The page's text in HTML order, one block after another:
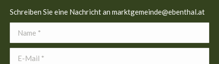
Schreiben Sie eine Nachricht an marktgemeinde@ebenthal.at
Name *
E-Mail *